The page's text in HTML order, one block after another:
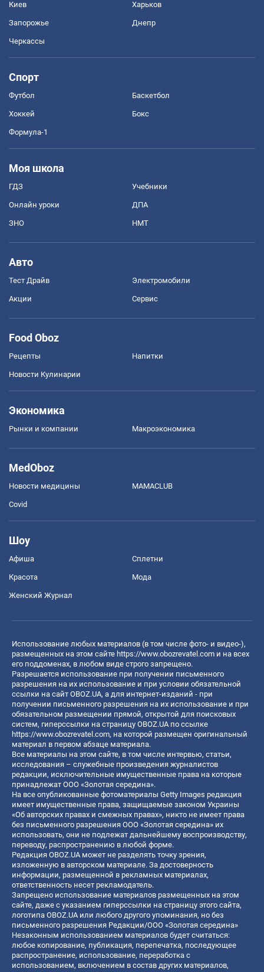
Киев Харьков
Запорожье Днепр
Черкассы
Спорт
Футбол Баскетбол
Хоккей Бокс
Формула-1
Моя школа
ГДЗ Учебники
Онлайн уроки ДПА
ЗНО НМТ
Авто
Тест Драйв Электромобили
Акции Сервис
Food Oboz
Рецепты Напитки
Новости Кулинарии
Экономика
Рынки и компании Mакроэкономика
MedOboz
Новости медицины MAMACLUB
Covid
Шоу
Афиша Сплетни
Красота Мода
Женский Журнал
Использование любых материалов (в том числе фото- и видео-),
размещенных на этом сайте https://www.obozrevatel.com и на всех
его поддоменах, в любом виде строго запрещено.
Разрешается использование при получении письменного
разрешения на их использование и при условии обязательной
ссылки на сайт OBOZ.UA, а для интернет-изданий - при
получении письменного разрешения на их использование и при
обязательном размещении прямой, открытой для поисковых
систем, гиперссылки на страницу OBOZ.UA по ссылке
https://www.obozrevatel.com, на которой размещен оригинальный
материал в первом абзаце материала.
Все материалы на этом сайте, в том числе интервью, статьи,
исследования – служебные произведения журналистов
редакции, исключительные имущественные права на которые
принадлежат ООО «Золотая середина».
На все опубликованные фотоматериалы Getty Images редакция
имеет имущественные права, защищаемые законом Украины
«Об авторских правах и смежных правах», никто не имеет права
без письменного разрешения ООО «Золотая середина» их
использовать, они не подлежат дальнейшему воспроизводству,
переводу, распространению в любой форме.
Редакция OBOZ.UA может не разделять точку зрения,
изложенную в авторском материале. За достоверность
информации, размещенной в рекламных материалах,
ответственность несет рекламодатель.
Запрещено использование материалов размещенных на этом
сайте, даже с указанием гиперссылки на страницу этого сайта,
логотипа OBOZ.UA или любого другого упоминания, но без
письменного разрешения Редакции/ООО «Золотая середина»
Незаконным использованием материалов будет считаться:
любое копирование, публикация, перепечатка, последующее
распространение, использование, переработка с
использованием, включением в состав других материалов,